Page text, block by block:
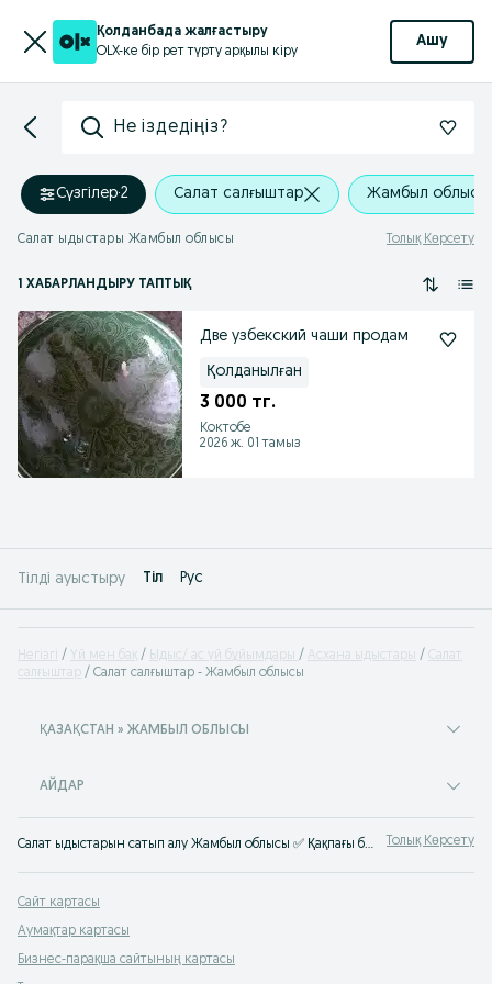
Қолданбада жалғастыру
OLX-ке бір рет түрту арқылы кіру
Ашу
Не іздедіңіз?
Сүзгілер·2 Салат салғыштар Жамбыл облысы
Салат ыдыстары Жамбыл облысы Толық Көрсету
1 ХАБАРЛАНДЫРУ ТАПТЫҚ
Две узбекский чаши продам
Қолданылған
3 000 тг.
Коктобе
2026 ж. 01 тамыз
Тілді ауыстыру Tіл Рус
Негізгі Үй мен бақ Ыдыс/ ас үй бұйымдары Асхана ыдыстары
Салат
салғыштар
Салат салғыштар - Жамбыл облысы
ҚАЗАҚСТАН » ЖАМБЫЛ ОБЛЫСЫ
АЙДАР
Салат ыдыстарын сатып алу Жамбыл облысы ✅ Қақпағы бар және жоқ салат ыдыстары қол жетімді бағамен ⭐Салат ыдысы жиынтығын OLX.kz-те сатып алу! Толық Көрсету
Сайт картасы
Аумақтар картасы
Бизнес-парақша сайтының картасы